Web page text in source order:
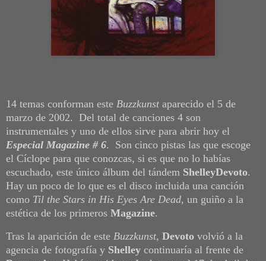
14 temas conforman este Buzzkunst aparecido el 5 de
marzo de 2002. Del total de canciones 4 son
instrumentales y uno de ellos sirve para abrir hoy el
Especial Magazine # 6. Son cinco pistas las que escoge
el Cíclope para que conozcas, si es que no lo habías
escuchado, este único álbum del tándem ShelleyDevoto.
Hay un poco de lo que es el disco incluida una canción
como Til the Stars in His Eyes Are Dead, un guiño a la
estética de los primeros Magazine.
Tras la aparición de este Buzzkunst, Devoto volvió a la
agencia de fotografía y Shelley continuaría al frente de